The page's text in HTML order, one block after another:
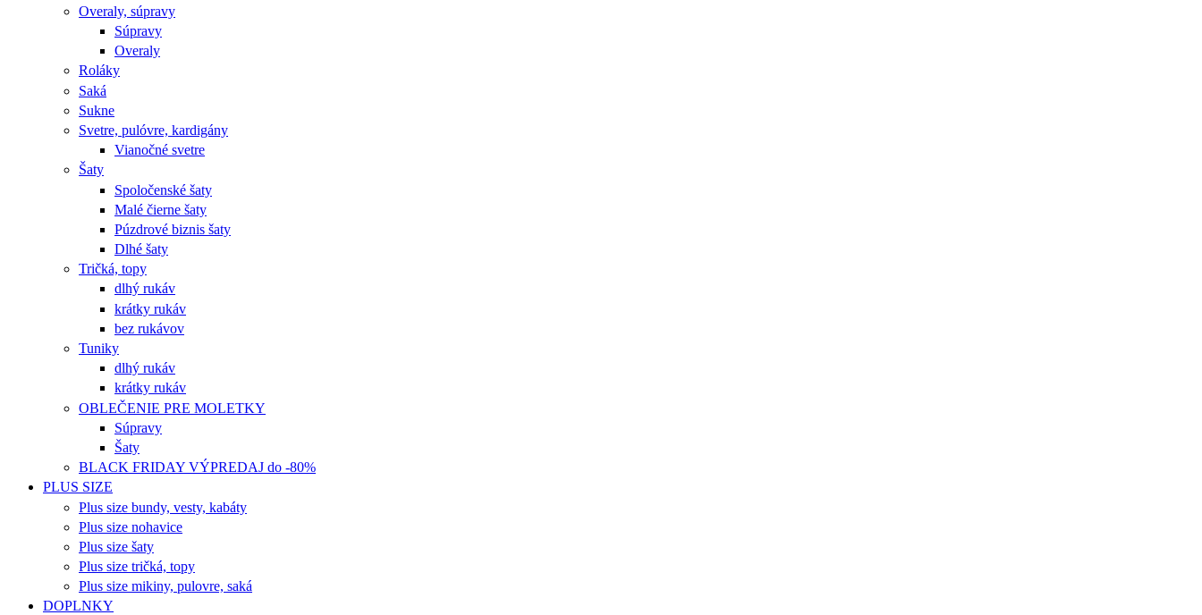
Overaly, súpravy
Súpravy
Overaly
Roláky
Saká
Sukne
Svetre, pulóvre, kardigány
Vianočné svetre
Šaty
Spoločenské šaty
Malé čierne šaty
Púzdrové biznis šaty
Dlhé šaty
Tričká, topy
dlhý rukáv
krátky rukáv
bez rukávov
Tuniky
dlhý rukáv
krátky rukáv
OBLEČENIE PRE MOLETKY
Súpravy
Šaty
BLACK FRIDAY VÝPREDAJ do -80%
PLUS SIZE
Plus size bundy, vesty, kabáty
Plus size nohavice
Plus size šaty
Plus size tričká, topy
Plus size mikiny, pulovre, saká
DOPLNKY